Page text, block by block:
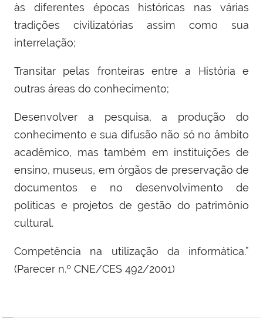
às diferentes épocas históricas nas várias
tradições civilizatórias assim como sua
interrelação;
Transitar pelas fronteiras entre a História e
outras áreas do conhecimento;
Desenvolver a pesquisa, a produção do
conhecimento e sua difusão não só no âmbito
acadêmico, mas também em instituições de
ensino, museus, em órgãos de preservação de
documentos e no desenvolvimento de
políticas e projetos de gestão do patrimônio
cultural.
Competência na utilização da informática.”
(Parecer n.º CNE/CES 492/2001)